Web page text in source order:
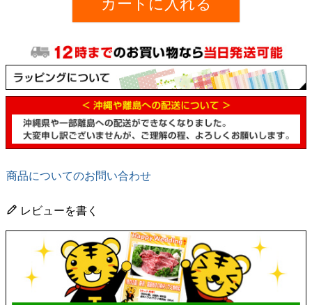
カートに入れる
商品についてのお問い合わせ
レビューを書く